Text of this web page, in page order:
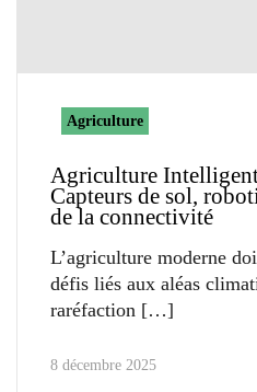
Agriculture
Agriculture
Capteurs de sol,
de la connectivité
L’agriculture moderne
défis liés aux aléas
raréfaction
8 décembre 2025